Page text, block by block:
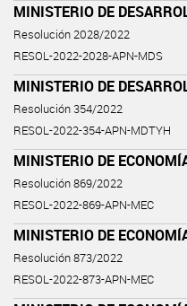
MINISTERIO DE
Resolución 2028/2022
RESOL-2022-2028-APN-MDS
MINISTERIO DE
Resolución 354/2022
RESOL-2022-354-APN-MDTYH
MINISTERIO DE
Resolución 869/2022
RESOL-2022-869-APN-MEC
MINISTERIO DE
Resolución 873/2022
RESOL-2022-873-APN-MEC